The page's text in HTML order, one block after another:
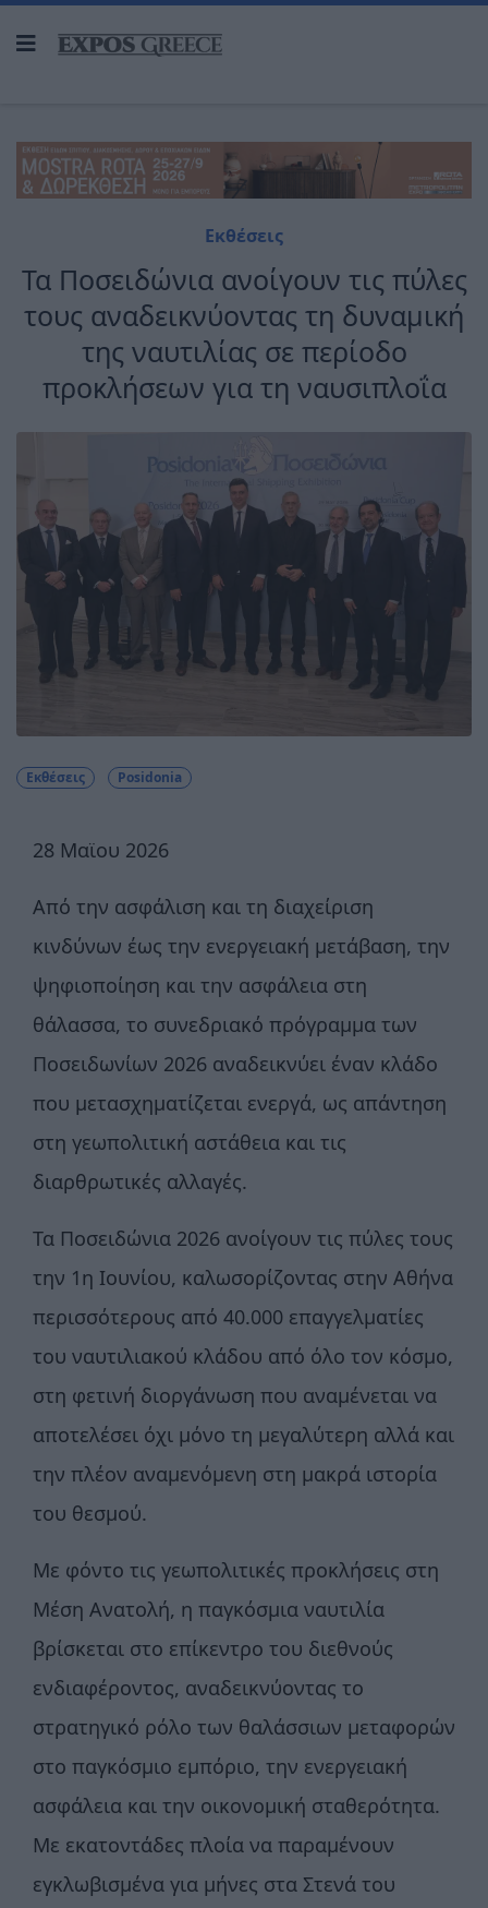
Εκθέσεις
Τα Ποσειδώνια ανοίγουν τις πύλες
τους αναδεικνύοντας τη δυναμική
της ναυτιλίας σε περίοδο
προκλήσεων για τη ναυσιπλοΐα
Εκθέσεις Posidonia
28 Μαϊου 2026
Από την ασφάλιση και τη διαχείριση
κινδύνων έως την ενεργειακή μετάβαση, την
ψηφιοποίηση και την ασφάλεια στη
θάλασσα, το συνεδριακό πρόγραμμα των
Ποσειδωνίων 2026 αναδεικνύει έναν κλάδο
που μετασχηματίζεται ενεργά, ως απάντηση
στη γεωπολιτική αστάθεια και τις
διαρθρωτικές αλλαγές.
Τα Ποσειδώνια 2026 ανοίγουν τις πύλες τους
την 1η Ιουνίου, καλωσορίζοντας στην Αθήνα
περισσότερους από 40.000 επαγγελματίες
του ναυτιλιακού κλάδου από όλο τον κόσμο,
στη φετινή διοργάνωση που αναμένεται να
αποτελέσει όχι μόνο τη μεγαλύτερη αλλά και
την πλέον αναμενόμενη στη μακρά ιστορία
του θεσμού.
Με φόντο τις γεωπολιτικές προκλήσεις στη
Μέση Ανατολή, η παγκόσμια ναυτιλία
βρίσκεται στο επίκεντρο του διεθνούς
ενδιαφέροντος, αναδεικνύοντας το
στρατηγικό ρόλο των θαλάσσιων μεταφορών
στο παγκόσμιο εμπόριο, την ενεργειακή
ασφάλεια και την οικονομική σταθερότητα.
Με εκατοντάδες πλοία να παραμένουν
εγκλωβισμένα για μήνες στα Στενά του